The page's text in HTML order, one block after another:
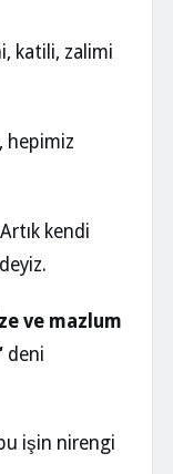
katili, zalimi
hepimiz
kendi
ve mazlum
deni
işin nirengi